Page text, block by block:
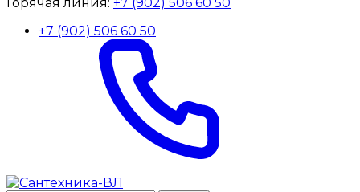
+7 (902) 506 60 50